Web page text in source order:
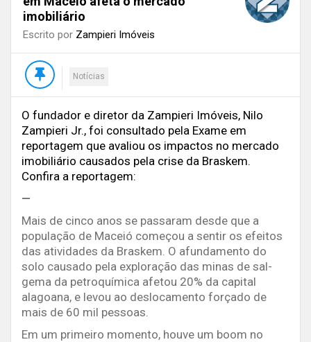
imobiliário
Escrito por Zampieri Imóveis
Notícias
O fundador e diretor da Zampieri Imóveis, Nilo
Zampieri Jr., foi consultado pela Exame em
reportagem que avaliou os impactos no mercado
imobiliário causados pela crise da Braskem.
Confira a reportagem:
—
Mais de cinco anos se passaram desde que a
população de Maceió começou a sentir os efeitos
das atividades da Braskem. O afundamento do
solo causado pela exploração das minas de sal-
gema da petroquímica afetou 20% da capital
alagoana, e levou ao deslocamento forçado de
mais de 60 mil pessoas.
Em um primeiro momento, houve um boom no